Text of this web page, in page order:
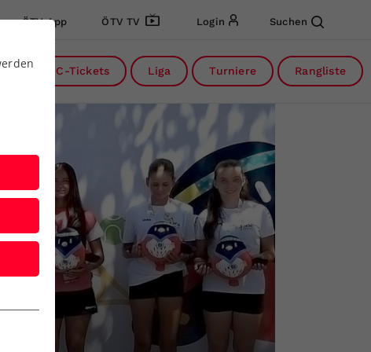
ÖTV App ÖTV TV Login Suchen
DC-Tickets Liga Turniere Rangliste